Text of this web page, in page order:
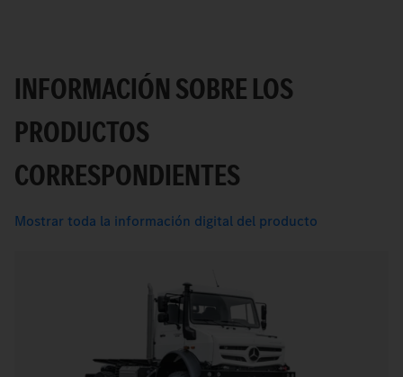
INFORMACIÓN SOBRE LOS
PRODUCTOS
CORRESPONDIENTES
Mostrar toda la información digital del producto